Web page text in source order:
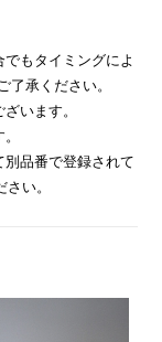
もタイミングによ
了承ください。
います。
品番で登録されて
い。